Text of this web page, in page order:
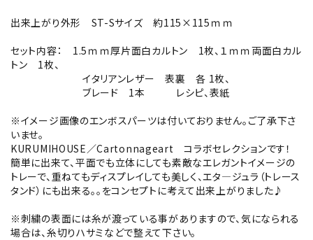
出来上がり外形 ST-Sサイズ 約115×115ｍｍ
セット内容： 1.5ｍｍ厚片面白カルトン 1枚、１ｍｍ両面白カル
トン 1枚、
イタリアンレザー 表裏 各 1枚、
ブレード 1本 レシピ、表紙
※イメージ画像のエンボスパーツは付いておりません。ご了承下さ
いませ。
KURUMIHOUSE／Cartonnageart コラボセレクションです！
簡単に出来て、平面でも立体にしても素敵なエレガントイメージの
トレーで、重ねてもディスプレイしても美しく、エタ―ジュラ（トレース
タンド）にも出来る。。をコンセプトに考えて出来上がりました♪
※刺繍の表面には糸が渡っている事がありますので、気になられる
場合は、糸切りハサミなどで整えて下さい。